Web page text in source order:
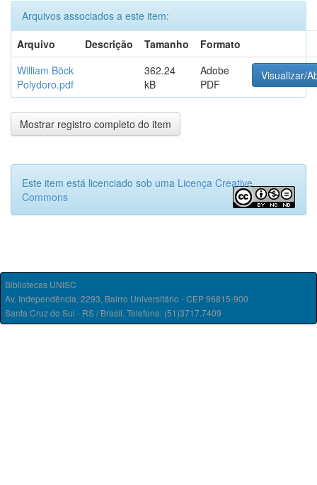
Arquivos associados a este item:
Arquivo
Descrição Tamanho
Formato
William Böck
Polydoro.pdf
362.24
kB
Adobe
PDF
Visualizar/
Mostrar registro completo do item
Este item está licenciado sob uma Licença Creative
Commons
Bibliotecas UNISC
Av. Independência, 2293, Bairro Universitário - CEP 96815-900
Santa Cruz do Sul - RS / Brasil. Telefone: (51)3717.7409